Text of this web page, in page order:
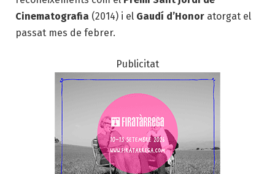
Cinematografia (2014) i el Gaudí d’Honor atorgat el
passat mes de febrer.
Publicitat